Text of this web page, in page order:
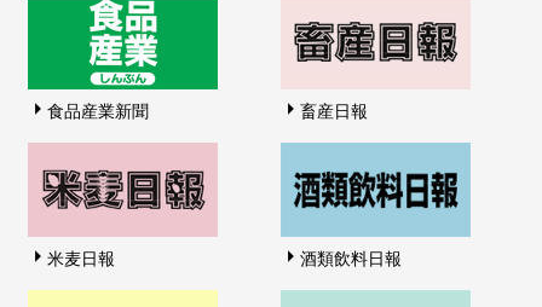
食品産業新聞 畜産日報
米麦日報 酒類飲料日報